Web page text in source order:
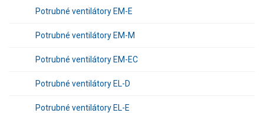
Potrubné ventilátory EM-E
Potrubné ventilátory EM-M
Potrubné ventilátory EM-EC
Potrubné ventilátory EL-D
Potrubné ventilátory EL-E